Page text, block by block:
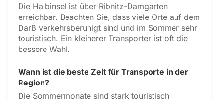
Die Halbinsel ist über Ribnitz-Damgarten
erreichbar. Beachten Sie, dass viele Orte auf dem
Darß verkehrsberuhigt sind und im Sommer sehr
touristisch. Ein kleinerer Transporter ist oft die
bessere Wahl.
Wann ist die beste Zeit für Transporte in der
Region?
Die Sommermonate sind stark touristisch